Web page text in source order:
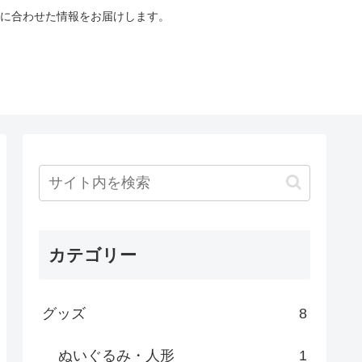
合わせた情報をお届けします。
カテゴリー
グッズ 8
ぬいぐるみ・人形 1